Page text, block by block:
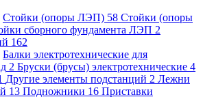
Стойки (опоры ЛЭП) 58 Стойки (опоры
сборного фундамента ЛЭП 2
162
Балки электротехнические для
2 Бруски (брусы) электротехнические 4
Другие элементы подстанций 2 Лежни
13 Подножники 16 Приставки